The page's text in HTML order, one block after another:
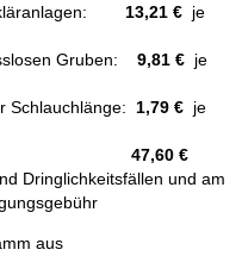
13,21 € je
Gruben: 9,81 €je
Schlauchlänge: 1,79 € je
Anfahrt: 47,60 €
Dringlichkeitsfällen und am
aus